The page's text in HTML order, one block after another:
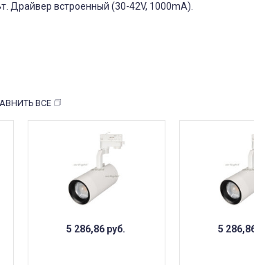
Драйвер встроенный (30-42V, 1000mA).
ВСЕ
5 286,86 руб. 5